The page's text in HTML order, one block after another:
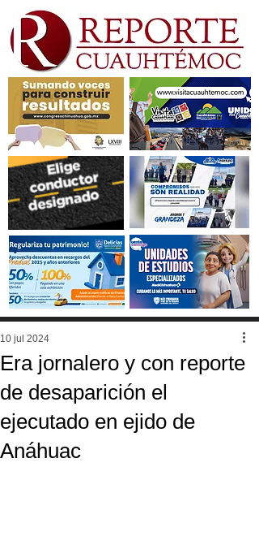
Era jornalero y con reporte
de desaparición el
ejecutado en ejido de
Anáhuac
10 jul 2024